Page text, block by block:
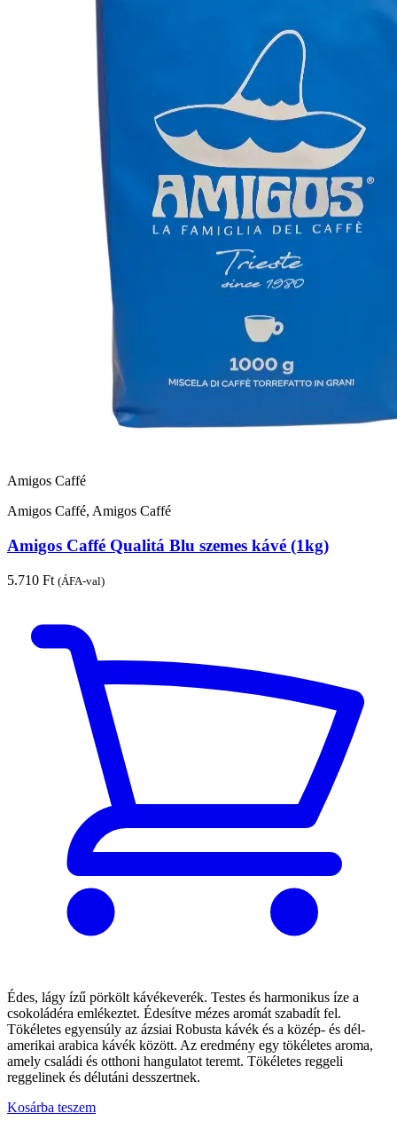
Amigos Caffé
Amigos Caffé, Amigos Caffé
Amigos Caffé Qualitá Blu szemes kávé (1kg)
5.710 Ft (ÁFA-val)
Édes, lágy ízű pörkölt kávékeverék. Testes és harmonikus íze a
csokoládéra emlékeztet. Édesítve mézes aromát szabadít fel.
Tökéletes egyensúly az ázsiai Robusta kávék és a közép- és dél-
amerikai arabica kávék között. Az eredmény egy tökéletes aroma,
amely családi és otthoni hangulatot teremt. Tökéletes reggeli
reggelinek és délutáni desszertnek.
Kosárba teszem